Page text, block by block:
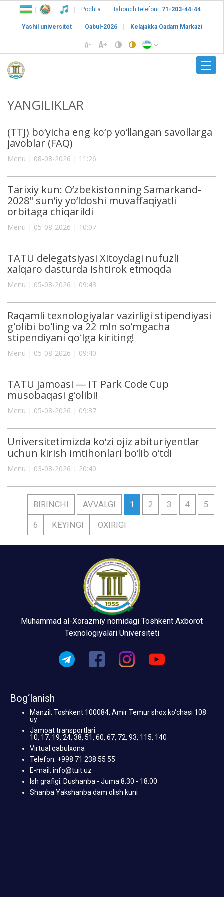
Pochta Ishonch telefoni: 71-203-44-44
Yashil universitet Qabul-2026 Kelajakka Qadam Markazi
YANGILIKLAR
(TTJ) bo‘yicha eng ko‘p yo‘llangan savollarga
javoblar (FAQ)
Menu | 08-08-2026 | 11:26
Tarixiy kun: O‘zbekistonning Samarkand-
2028" sun’iy yo‘ldoshi muvaffaqiyatli
orbitaga chiqarildi
Menu | 05-08-2026 | 10:07
TATU delegatsiyasi Xitoydagi nufuzli
xalqaro dasturda ishtirok etmoqda
Menu | 05-08-2026 | 09:43
Raqamli texnologiyalar vazirligi stipendiyasi
gʻolibi boʻling va 22 mln soʻmgacha
stipendiyani qoʻlga kiriting!
Menu | 05-08-2026 | 09:40
TATU jamoasi — IT Park Code Cup
musobaqasi g‘olibi!
Menu | 05-08-2026 | 09:37
Universitetimizda ko‘zi ojiz abituriyentlar
uchun kirish imtihonlari bo‘lib o‘tdi
Menu | 03-08-2026 | 20:40
BIRINCHI AVVALGI 1 2 3 4 5
6 KEYINGI OXIRIGI
Muhammad al-Xorazmiy nomidagi Toshkent Axborot
Texnologiyalari Universiteti
Bog‘lanish
Manzil: Toshkent 100084, Amir Temur shox ko‘chasi 108
uy
Jamoat transportlari:
10, 17, 19, 24, 38, 51, 60, 67, 72, 93, 115, 140
Virtual qabulxona
Telefon: +998 71 238 55 55
E-mail: info@tuit.uz
Ish grafigi: Dushanba - Juma 8:30 - 18:00
Shanba Yakshanba dam olish kuni